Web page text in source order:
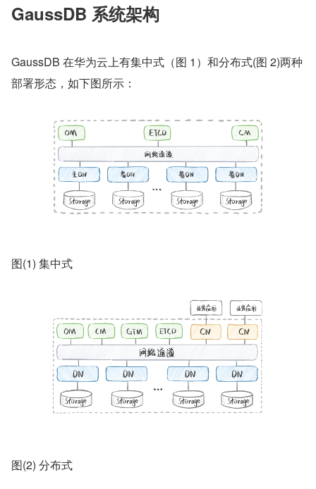
GaussDB 系统架构
GaussDB 在华为云上有集中式（图 1）和分布式(图 2)两种
部署形态，如下图所示：
图(1) 集中式
图(2) 分布式